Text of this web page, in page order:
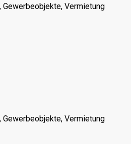
Gewerbeobjekte, Vermietung
Gewerbeobjekte, Vermietung